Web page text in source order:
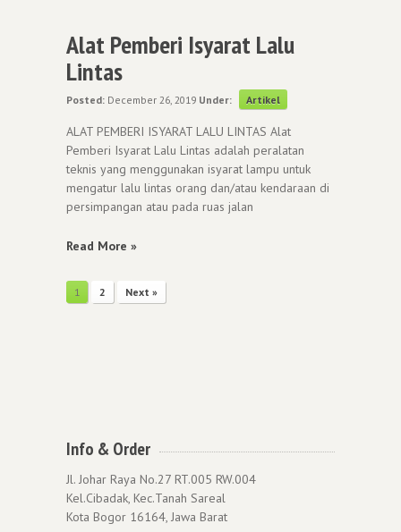
Alat Pemberi Isyarat Lalu
Lintas
Posted: December 26, 2019 Under: Artikel
ALAT PEMBERI ISYARAT LALU LINTAS Alat
Pemberi Isyarat Lalu Lintas adalah peralatan
teknis yang menggunakan isyarat lampu untuk
mengatur lalu lintas orang dan/atau kendaraan di
persimpangan atau pada ruas jalan
Read More »
1 2 Next »
Info & Order
Jl. Johar Raya No.27 RT.005 RW.004
Kel.Cibadak, Kec.Tanah Sareal
Kota Bogor 16164, Jawa Barat